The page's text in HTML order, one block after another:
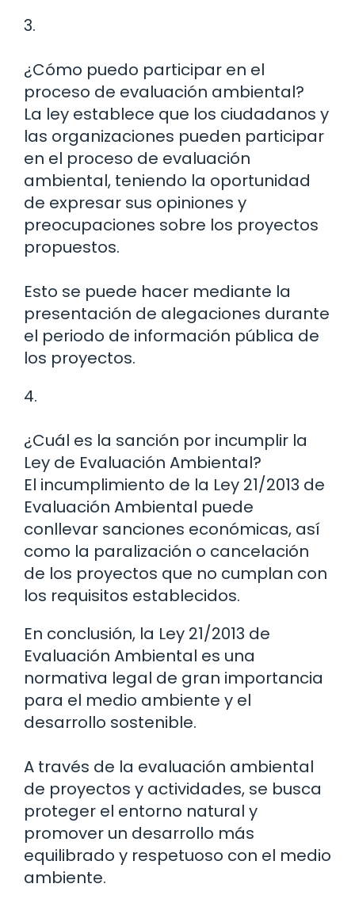
3.
¿Cómo puedo participar en el
proceso de evaluación ambiental?
La ley establece que los ciudadanos y
las organizaciones pueden participar
en el proceso de evaluación
ambiental, teniendo la oportunidad
de expresar sus opiniones y
preocupaciones sobre los proyectos
propuestos.
Esto se puede hacer mediante la
presentación de alegaciones durante
el periodo de información pública de
los proyectos.
4.
¿Cuál es la sanción por incumplir la
Ley de Evaluación Ambiental?
El incumplimiento de la Ley 21/2013 de
Evaluación Ambiental puede
conllevar sanciones económicas, así
como la paralización o cancelación
de los proyectos que no cumplan con
los requisitos establecidos.
En conclusión, la Ley 21/2013 de
Evaluación Ambiental es una
normativa legal de gran importancia
para el medio ambiente y el
desarrollo sostenible.
A través de la evaluación ambiental
de proyectos y actividades, se busca
proteger el entorno natural y
promover un desarrollo más
equilibrado y respetuoso con el medio
ambiente.